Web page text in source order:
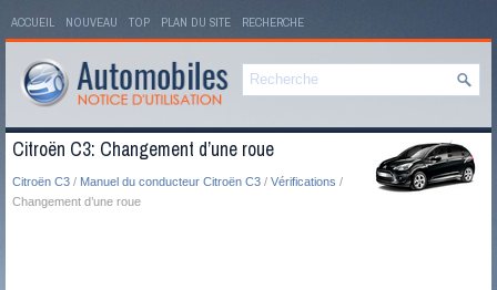
ACCUEIL NOUVEAU TOP PLAN DU SITE RECHERCHE
Citroën C3: Changement d’une roue
Citroën C3 / Manuel du conducteur Citroën C3 / Vérifications /
Changement d’une roue